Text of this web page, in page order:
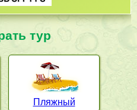
тур
Пляжный